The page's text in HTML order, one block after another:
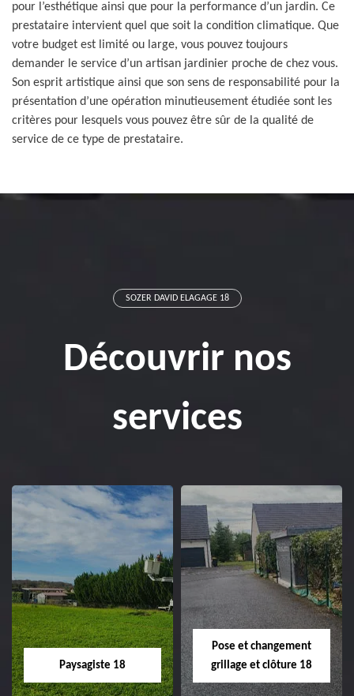
pour l’esthétique ainsi que pour la performance d’un jardin. Ce
prestataire intervient quel que soit la condition climatique. Que
votre budget est limité ou large, vous pouvez toujours
demander le service d’un artisan jardinier proche de chez vous.
Son esprit artistique ainsi que son sens de responsabilité pour la
présentation d’une opération minutieusement étudiée sont les
critères pour lesquels vous pouvez être sûr de la qualité de
service de ce type de prestataire.
SOZER DAVID ELAGAGE 18
Découvrir nos
services
Paysagiste 18
Pose et changement
grillage et clôture 18